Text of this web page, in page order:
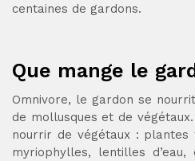
centaines de gardons.
Que mange le
Omnivore, le gardon se
de mollusques et de
nourrir de végétaux : plantes
myriophylles, lentilles